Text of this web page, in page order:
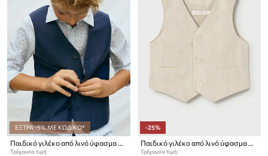
ΕΞΤΡΑ -5% ΜΕ ΚΩΔΙΚΟ*
Παιδικό γιλέκο από λινό ύφασμα Mayoral
Τρέχουσα τιμή:
-25%
Παιδικό γιλέκο από λινό ύφασμα Mayoral
Τρέχουσα τιμή: